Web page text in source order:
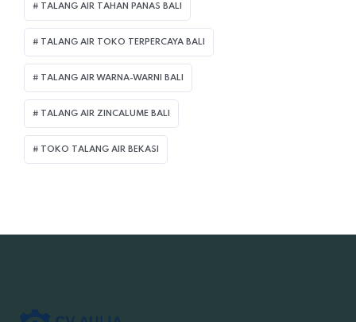
TALANG AIR TAHAN PANAS BALI
TALANG AIR TOKO TERPERCAYA BALI
TALANG AIR WARNA-WARNI BALI
TALANG AIR ZINCALUME BALI
TOKO TALANG AIR BEKASI